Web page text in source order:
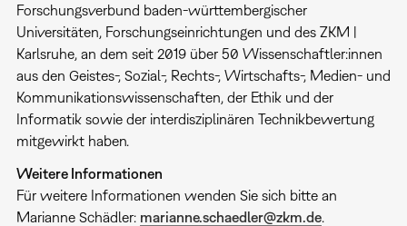
Forschungsverbund baden-württembergischer
Universitäten, Forschungseinrichtungen und des ZKM |
Karlsruhe, an dem seit 2019 über 50 Wissenschaftler:innen
aus den Geistes-, Sozial-, Rechts-, Wirtschafts-, Medien- und
Kommunikationswissenschaften, der Ethik und der
Informatik sowie der interdisziplinären Technikbewertung
mitgewirkt haben.
Weitere Informationen
Für weitere Informationen wenden Sie sich bitte an
Marianne Schädler: marianne.schaedler@zkm.de.